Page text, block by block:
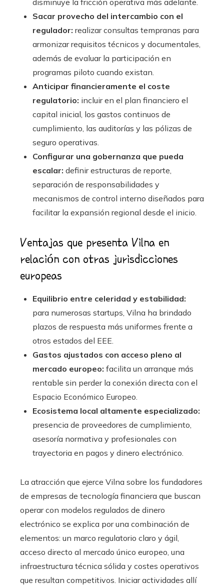
Sacar provecho del intercambio con el
regulador: realizar consultas tempranas para
armonizar requisitos técnicos y documentales,
además de evaluar la participación en
programas piloto cuando existan.
Anticipar financieramente el coste
regulatorio: incluir en el plan financiero el
capital inicial, los gastos continuos de
cumplimiento, las auditorías y las pólizas de
seguro operativas.
Configurar una gobernanza que pueda
escalar: definir estructuras de reporte,
separación de responsabilidades y
mecanismos de control interno diseñados para
facilitar la expansión regional desde el inicio.
Ventajas que presenta Vilna en
relación con otras jurisdicciones
europeas
Equilibrio entre celeridad y estabilidad:
para numerosas startups, Vilna ha brindado
plazos de respuesta más uniformes frente a
otros estados del EEE.
Gastos ajustados con acceso pleno al
mercado europeo: facilita un arranque más
rentable sin perder la conexión directa con el
Espacio Económico Europeo.
Ecosistema local altamente especializado:
presencia de proveedores de cumplimiento,
asesoría normativa y profesionales con
trayectoria en pagos y dinero electrónico.
La atracción que ejerce Vilna sobre los fundadores
de empresas de tecnología financiera que buscan
operar con modelos regulados de dinero
electrónico se explica por una combinación de
elementos: un marco regulatorio claro y ágil,
acceso directo al mercado único europeo, una
infraestructura técnica sólida y costes operativos
que resultan competitivos. Iniciar actividades allí